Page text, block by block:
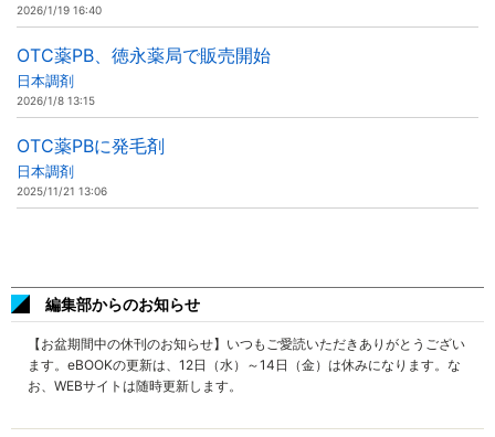
2026/1/19 16:40
OTC薬PB、徳永薬局で販売開始
日本調剤
2026/1/8 13:15
OTC薬PBに発毛剤
日本調剤
2025/11/21 13:06
編集部からのお知らせ
【お盆期間中の休刊のお知らせ】いつもご愛読いただきありがとうござい
ます。eBOOKの更新は、12日（水）～14日（金）は休みになります。な
お、WEBサイトは随時更新します。